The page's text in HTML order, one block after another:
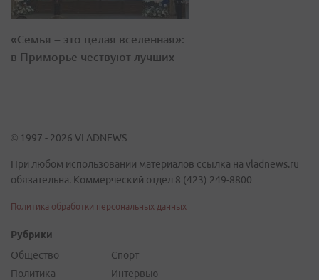
«Семья – это целая вселенная»:
в Приморье чествуют лучших
© 1997 - 2026 VLADNEWS
При любом использовании материалов ссылка на vladnews.ru
обязательна. Коммерческий отдел 8 (423) 249-8800
Политика обработки персональных данных
Рубрики
Общество
Политика
Спорт
Интервью